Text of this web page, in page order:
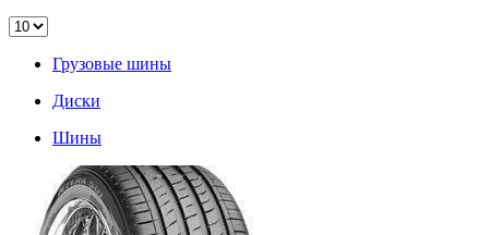
Грузовые шины
Диски
Шины